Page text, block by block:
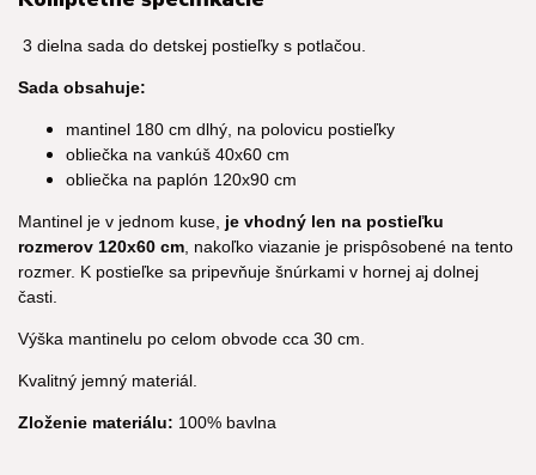
3 dielna sada do detskej postieľky s potlačou.
Sada obsahuje:
mantinel 180 cm dlhý, na polovicu postieľky
obliečka na vankúš 40x60 cm
obliečka na paplón 120x90 cm
Mantinel je v jednom kuse, je vhodný len na postieľku
rozmerov 120x60 cm , nakoľko viazanie je prispôsobené na tento
rozmer. K postieľke sa pripevňuje šnúrkami v hornej aj dolnej
časti.
Výška mantinelu po celom obvode cca 30 cm.
Kvalitný jemný materiál.
Zloženie materiálu: 100% bavlna